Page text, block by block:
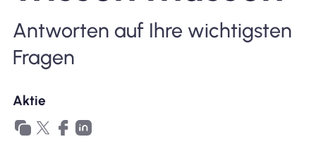
Antworten auf Ihre wichtigsten
Fragen
Aktie